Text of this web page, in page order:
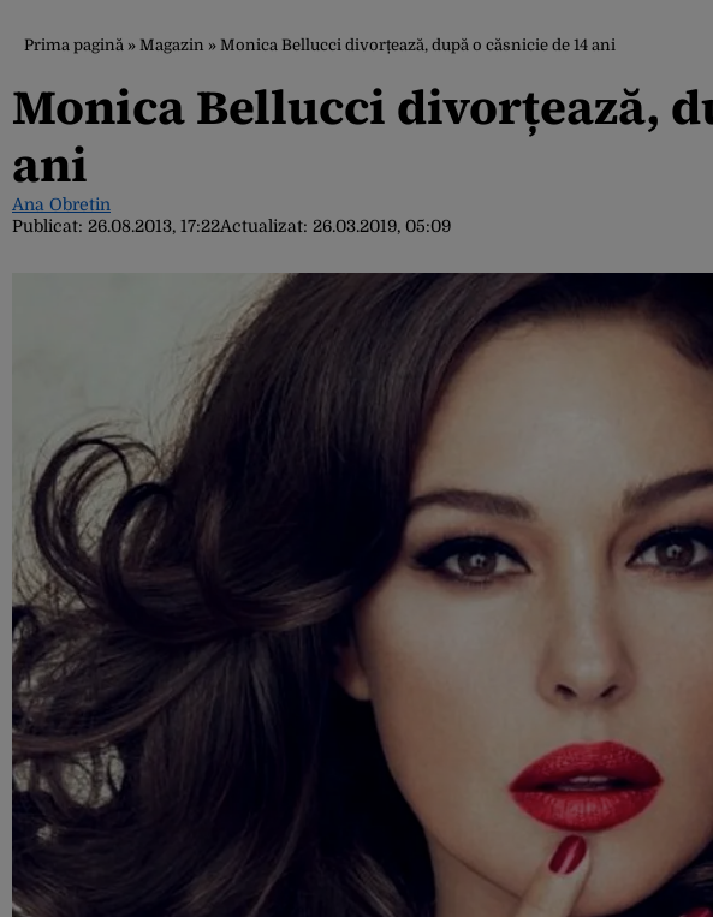
Prima pagină » Magazin » Monica Bellucci divorțează, după o căsnicie de 14 ani
Monica Bellucci divorțează,
ani
Ana Obretin
Publicat: 26.08.2013, 17:22Actualizat: 26.03.2019, 05:09